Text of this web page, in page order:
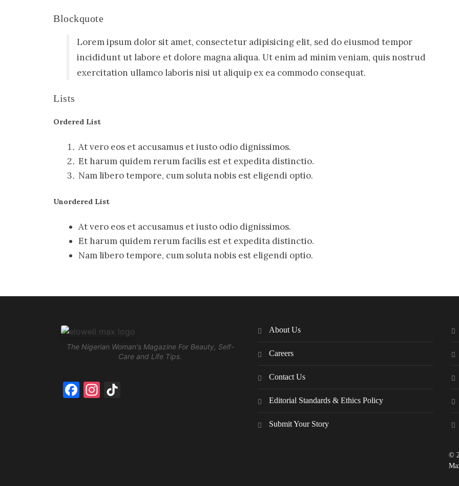
Blockquote
Lorem ipsum dolor sit amet, consectetur adipisicing elit, sed do eiusmod tempor
incididunt ut labore et dolore magna aliqua. Ut enim ad minim veniam, quis nostrud
exercitation ullamco laboris nisi ut aliquip ex ea commodo consequat.
Lists
Ordered List
At vero eos et accusamus et iusto odio dignissimos.
Et harum quidem rerum facilis est et expedita distinctio.
Nam libero tempore, cum soluta nobis est eligendi optio.
Unordered List
At vero eos et accusamus et iusto odio dignissimos.
Et harum quidem rerum facilis est et expedita distinctio.
Nam libero tempore, cum soluta nobis est eligendi optio.
The Nigerian Woman's Magazine For Beauty, Self-
Care and Life Tips.
Facebook
Instagram
About Us
Careers
Contact Us
Editorial Standards & Ethics Policy
Submit Your Story
©